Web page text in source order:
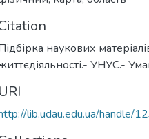
наукових
УНУС.-
URI
lib.udau.edu.ua/handle/